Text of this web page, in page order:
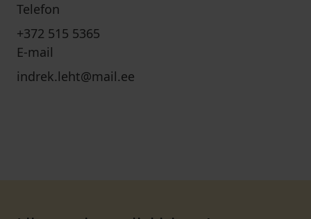
Telefon
+372 515 5365
E-mail
indrek.leht@mail.ee